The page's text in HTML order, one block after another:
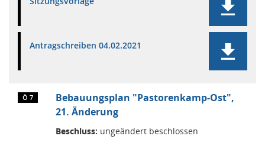
Antragschreiben 04.02.2021
Ö 7
Bebauungsplan "Pastorenkamp-Ost",
21. Änderung
Beschluss: ungeändert beschlossen